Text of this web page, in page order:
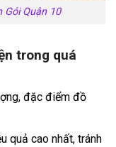
Gói Quận 10
trong quá
đặc điểm đồ
quả cao nhất, tránh